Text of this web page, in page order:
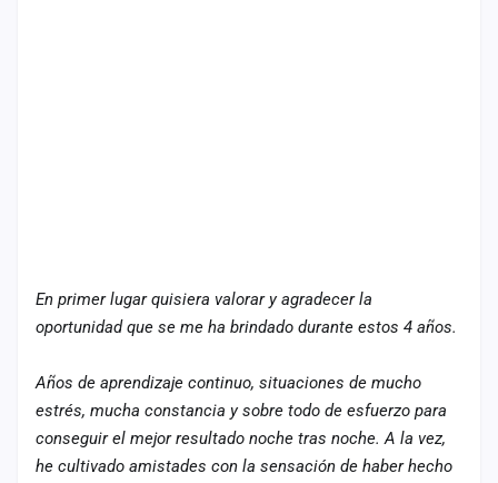
En primer lugar quisiera valorar y agradecer la
oportunidad que se me ha brindado durante estos 4 años.
Años de aprendizaje continuo, situaciones de mucho
estrés, mucha constancia y sobre todo de esfuerzo para
conseguir el mejor resultado noche tras noche. A la vez,
he cultivado amistades con la sensación de haber hecho
Administración
Contacto